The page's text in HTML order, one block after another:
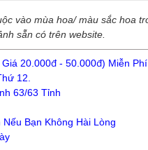
vào mùa hoa/ màu sắc hoa
sẵn có trên website.
20.000đ - 50.000đ) Miễn Phí
12.
63/63 Tỉnh
Bạn Không Hài Lòng